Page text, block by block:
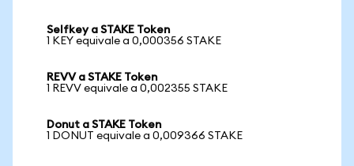
Selfkey a STAKE Token
1 KEY equivale a 0,000356 STAKE
REVV a STAKE Token
1 REVV equivale a 0,002355 STAKE
Donut a STAKE Token
1 DONUT equivale a 0,009366 STAKE